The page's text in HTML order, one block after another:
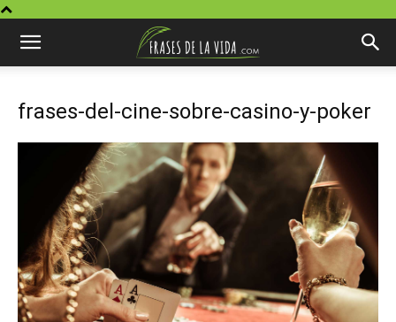
frases-del-cine-sobre-casino-y-poker